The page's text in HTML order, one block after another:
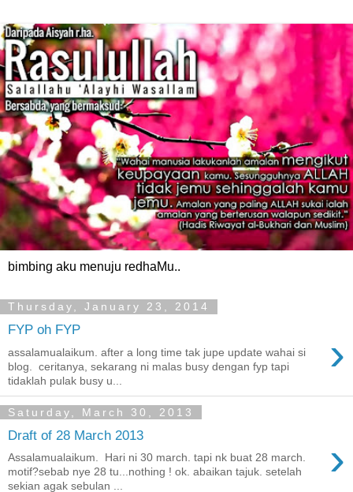
bimbing aku menuju redhaMu..
Thursday, January 23, 2014
FYP oh FYP ›
assalamualaikum. after a long time tak jupe update wahai si
blog. ceritanya, sekarang ni malas busy dengan fyp tapi
tidaklah pulak busy u...
Saturday, March 30, 2013
Draft of 28 March 2013 ›
Assalamualaikum. Hari ni 30 march. tapi nk buat 28 march.
motif?sebab nye 28 tu...nothing ! ok. abaikan tajuk. setelah
sekian agak sebulan ...